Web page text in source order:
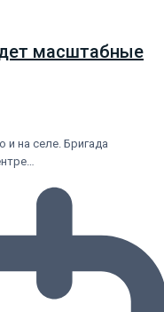
масштабные
и на селе. Бригада